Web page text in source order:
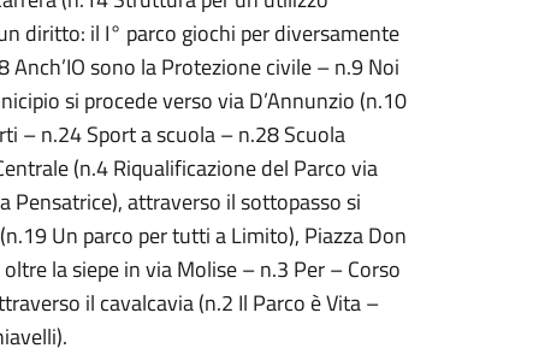
diritto: il I° parco giochi per diversamente
sono la Protezione civile – n.9 Noi
si procede verso via D’Annunzio (n.10
– n.24 Sport a scuola – n.28 Scuola
(n.4 Riqualificazione del Parco via
Pensatrice), attraverso il sottopasso si
Un parco per tutti a Limito), Piazza Don
la siepe in via Molise – n.3 Per – Corso
il cavalcavia (n.2 Il Parco è Vita –